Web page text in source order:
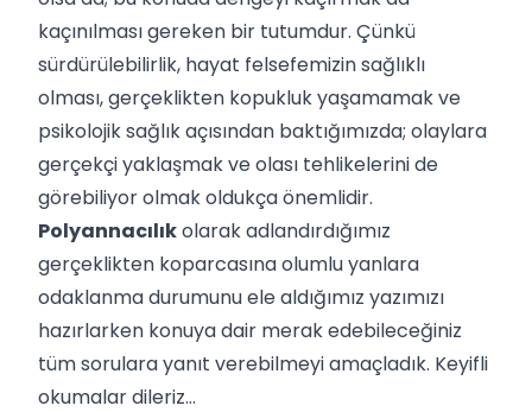
kaçınılması gereken bir tutumdur. Çünkü
sürdürülebilirlik, hayat felsefemizin sağlıklı
olması, gerçeklikten kopukluk yaşamamak ve
psikolojik sağlık açısından baktığımızda; olaylara
gerçekçi yaklaşmak ve olası tehlikelerini de
görebiliyor olmak oldukça önemlidir.
Polyannacılıkolarak adlandırdığımız
gerçeklikten koparcasına olumlu yanlara
odaklanma durumunu ele aldığımız yazımızı
hazırlarken konuya dair merak edebileceğiniz
tüm sorulara yanıt verebilmeyi amaçladık. Keyifli
okumalar dileriz…